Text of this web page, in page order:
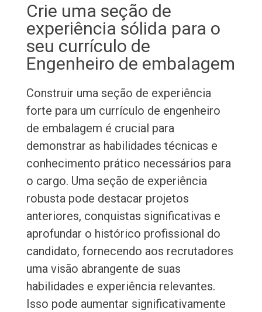
Crie uma seção de
experiência sólida para o
seu currículo de
Engenheiro de embalagem
Construir uma seção de experiência
forte para um currículo de engenheiro
de embalagem é crucial para
demonstrar as habilidades técnicas e
conhecimento prático necessários para
o cargo. Uma seção de experiência
robusta pode destacar projetos
anteriores, conquistas significativas e
aprofundar o histórico profissional do
candidato, fornecendo aos recrutadores
uma visão abrangente de suas
habilidades e experiência relevantes.
Isso pode aumentar significativamente